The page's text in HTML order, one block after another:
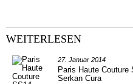
WEITERLESEN
27. Januar 2014
Paris Haute Couture
Serkan Cura